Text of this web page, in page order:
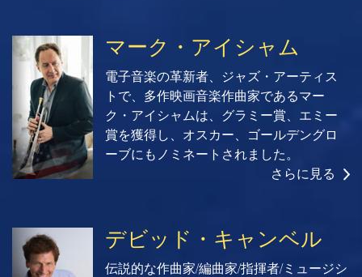
マーク・アイシャム
電子音楽の革新者、ジャズ・アーティス
トで、多作映画音楽作曲家であるマー
ク・アイシャムは、グラミー賞、エミー
賞を獲得し、オスカー、ゴールデングロ
ーブにもノミネートされました。
さらに見る
デビッド・キャンベル
伝説的な作曲家/編曲家/指揮者/ミュージシ